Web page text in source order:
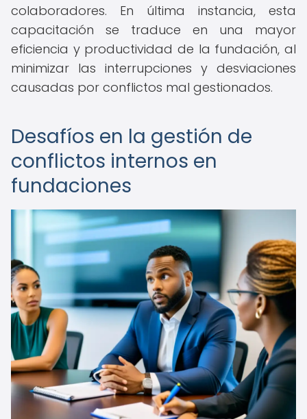
colaboradores. En última instancia, esta
capacitación se traduce en una mayor
eficiencia y productividad de la fundación, al
minimizar las interrupciones y desviaciones
causadas por conflictos mal gestionados.
Desafíos en la gestión de
conflictos internos en
fundaciones